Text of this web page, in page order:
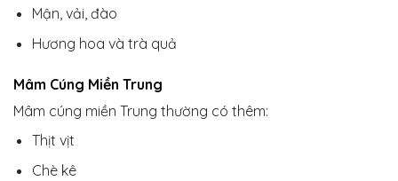
Mận, vải, đào
Hương hoa và trà quả
Mâm Cúng Miền Trung
Mâm cúng miền Trung thường có thêm:
Thịt vịt
Chè kê